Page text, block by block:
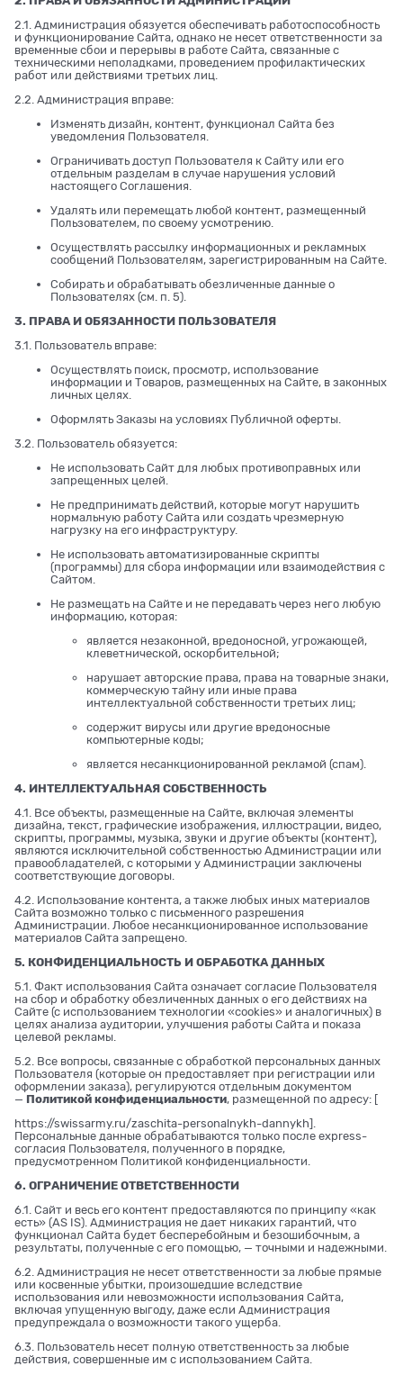
2.1. Администрация обязуется обеспечивать работоспособность
и функционирование Сайта, однако не несет ответственности за
временные сбои и перерывы в работе Сайта, связанные с
техническими неполадками, проведением профилактических
работ или действиями третьих лиц.
2.2. Администрация вправе:
Изменять дизайн, контент, функционал Сайта без
уведомления Пользователя.
Ограничивать доступ Пользователя к Сайту или его
отдельным разделам в случае нарушения условий
настоящего Соглашения.
Удалять или перемещать любой контент, размещенный
Пользователем, по своему усмотрению.
Осуществлять рассылку информационных и рекламных
сообщений Пользователям, зарегистрированным на Сайте.
Собирать и обрабатывать обезличенные данные о
Пользователях (см. п. 5).
3. ПРАВА И ОБЯЗАННОСТИ ПОЛЬЗОВАТЕЛЯ
3.1. Пользователь вправе:
Осуществлять поиск, просмотр, использование
информации и Товаров, размещенных на Сайте, в законных
личных целях.
Оформлять Заказы на условиях Публичной оферты.
3.2. Пользователь обязуется:
Не использовать Сайт для любых противоправных или
запрещенных целей.
Не предпринимать действий, которые могут нарушить
нормальную работу Сайта или создать чрезмерную
нагрузку на его инфраструктуру.
Не использовать автоматизированные скрипты
(программы) для сбора информации или взаимодействия с
Сайтом.
Не размещать на Сайте и не передавать через него любую
информацию, которая:
является незаконной, вредоносной, угрожающей,
клеветнической, оскорбительной;
нарушает авторские права, права на товарные знаки,
коммерческую тайну или иные права
интеллектуальной собственности третьих лиц;
содержит вирусы или другие вредоносные
компьютерные коды;
является несанкционированной рекламой (спам).
4. ИНТЕЛЛЕКТУАЛЬНАЯ СОБСТВЕННОСТЬ
4.1. Все объекты, размещенные на Сайте, включая элементы
дизайна, текст, графические изображения, иллюстрации, видео,
скрипты, программы, музыка, звуки и другие объекты (контент),
являются исключительной собственностью Администрации или
правообладателей, с которыми у Администрации заключены
соответствующие договоры.
4.2. Использование контента, а также любых иных материалов
Сайта возможно только с письменного разрешения
Администрации. Любое несанкционированное использование
материалов Сайта запрещено.
5. КОНФИДЕНЦИАЛЬНОСТЬ И ОБРАБОТКА ДАННЫХ
5.1. Факт использования Сайта означает согласие Пользователя
на сбор и обработку обезличенных данных о его действиях на
Сайте (с использованием технологии «cookies» и аналогичных) в
целях анализа аудитории, улучшения работы Сайта и показа
целевой рекламы.
5.2. Все вопросы, связанные с обработкой персональных данных
Пользователя (которые он предоставляет при регистрации или
оформлении заказа), регулируются отдельным документом
— Политикой конфиденциальности, размещенной по адресу: [
https://swissarmy.ru/zaschita-personalnykh-dannykh].
Персональные данные обрабатываются только после express-
согласия Пользователя, полученного в порядке,
предусмотренном Политикой конфиденциальности.
6. ОГРАНИЧЕНИЕ ОТВЕТСТВЕННОСТИ
6.1. Сайт и весь его контент предоставляются по принципу «как
есть» (AS IS). Администрация не дает никаких гарантий, что
функционал Сайта будет бесперебойным и безошибочным, а
результаты, полученные с его помощью, — точными и надежными.
6.2. Администрация не несет ответственности за любые прямые
или косвенные убытки, произошедшие вследствие
использования или невозможности использования Сайта,
включая упущенную выгоду, даже если Администрация
предупреждала о возможности такого ущерба.
6.3. Пользователь несет полную ответственность за любые
действия, совершенные им с использованием Сайта.